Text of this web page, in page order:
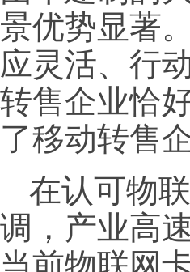
景优势显著
应灵活、行
转售企业恰
了移动转售
在认可物
调，产业高